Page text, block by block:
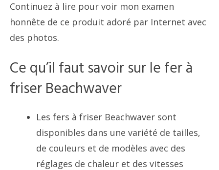
Continuez à lire pour voir mon examen
honnête de ce produit adoré par Internet avec
des photos.
Ce qu’il faut savoir sur le fer à
friser Beachwaver
Les fers à friser Beachwaver sont
disponibles dans une variété de tailles,
de couleurs et de modèles avec des
réglages de chaleur et des vitesses